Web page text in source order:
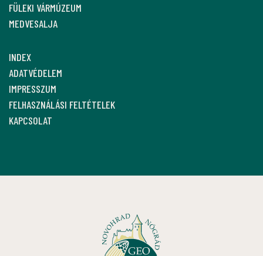
FÜLEKI VÁRMÚZEUM
MEDVESALJA
INDEX
ADATVÉDELEM
IMPRESSZUM
FELHASZNÁLÁSI FELTÉTELEK
KAPCSOLAT